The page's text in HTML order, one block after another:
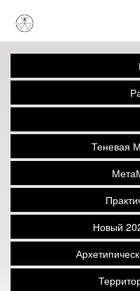
Теневая
Новый